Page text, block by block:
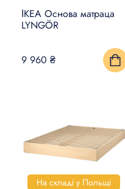
КУЛІНАРНИЙ ТА
СТОЛОВИЙ ПОСУД
ТЕХНІКА
САНТЕХНІКА
ІКЕА Основа матраца
LYNGÖR
9 960 ₴
На складі у Польщі